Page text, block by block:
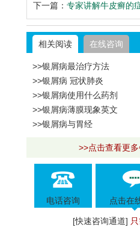
下一篇： 专家讲解牛皮癣的
相关阅读 在线咨询
>>银屑病最治疗方法
>>银屑病 冠状肺炎
>>银屑病使用什么药剂
>>银屑病薄膜现象英文
>>银屑病与胃经
>>点击查看更
电话咨询 点击在
[快速咨询通道]